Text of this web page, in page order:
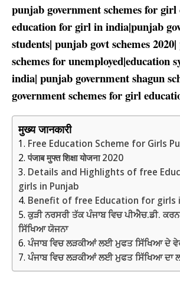
punjab government schemes for
education for girl in india|punjab
students| punjab govt schemes
schemes for unemployed|education
india| punjab government shagun
government schemes for girl
मुख्य जानकारी
Free Education Scheme for Girls
पंजाब मुफ्त शिक्षा योजना 2020
Details and Highlights of free
girls in Punjab
Benefit of free Education for girls
ਕੁੜੀ ਨਰਸਰੀ ਤੱਕ ਪੰਜਾਬ ਵਿਚ ਪੀਐਚ.ਡੀ.
ਸਿੱਖਿਆ ਯੋਜਨਾ
ਪੰਜਾਬ ਵਿਚ ਲੜਕੀਆਂ ਲਈ ਮੁਫਤ ਸਿੱਖਿਆ ਦੇ
ਪੰਜਾਬ ਵਿਚ ਲੜਕੀਆਂ ਲਈ ਮੁਫਤ ਸਿੱਖਿਆ ਦਾ